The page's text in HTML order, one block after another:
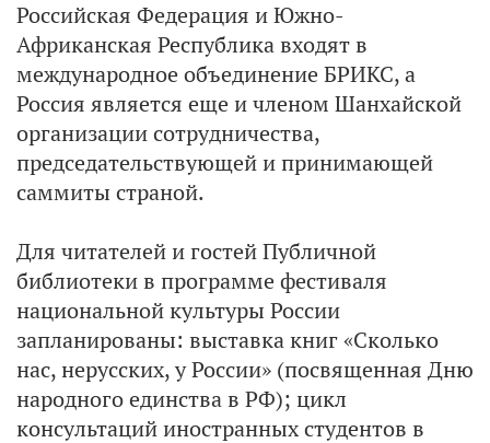
Российская Федерация и Южно-
Африканская Республика входят в
международное объединение БРИКС, а
Россия является еще и членом Шанхайской
организации сотрудничества,
председательствующей и принимающей
саммиты страной.
Для читателей и гостей Публичной
библиотеки в программе фестиваля
национальной культуры России
запланированы: выставка книг «Сколько
нас, нерусских, у России» (посвященная Дню
народного единства в РФ); цикл
консультаций иностранных студентов в